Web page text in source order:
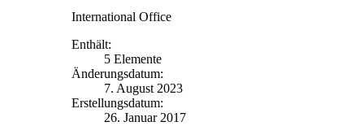
International Office
Enthält:
5 Elemente
Änderungsdatum:
7. August 2023
Erstellungsdatum:
26. Januar 2017